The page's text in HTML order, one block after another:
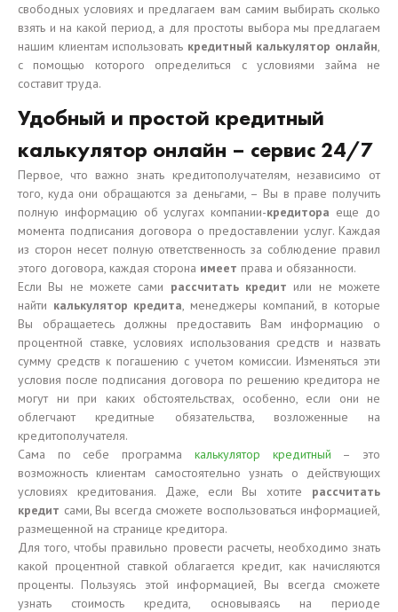
свободных условиях и предлагаем вам самим выбирать сколько
взять и на какой период, а для простоты выбора мы предлагаем
нашим клиентам использовать кредитный калькулятор онлайн,
с помощью которого определиться с условиями займа не
составит труда.
Удобный и простой кредитный
калькулятор онлайн – сервис 24/7
Первое, что важно знать кредитополучателям, независимо от
того, куда они обращаются за деньгами, – Вы в праве получить
полную информацию об услугах компании-кредитора еще до
момента подписания договора о предоставлении услуг. Каждая
из сторон несет полную ответственность за соблюдение правил
этого договора, каждая сторона имеет права и обязанности.
Если Вы не можете сами рассчитать кредит или не можете
найти калькулятор кредита, менеджеры компаний, в которые
Вы обращаетесь должны предоставить Вам информацию о
процентной ставке, условиях использования средств и назвать
сумму средств к погашению с учетом комиссии. Изменяться эти
условия после подписания договора по решению кредитора не
могут ни при каких обстоятельствах, особенно, если они не
облегчают кредитные обязательства, возложенные на
кредитополучателя.
Сама по себе программа калькулятор кредитный – это
возможность клиентам самостоятельно узнать о действующих
условиях кредитования. Даже, если Вы хотите рассчитать
кредит сами, Вы всегда сможете воспользоваться информацией,
размещенной на странице кредитора.
Для того, чтобы правильно провести расчеты, необходимо знать
какой процентной ставкой облагается кредит, как начисляются
проценты. Пользуясь этой информацией, Вы всегда сможете
узнать стоимость кредита, основываясь на периоде